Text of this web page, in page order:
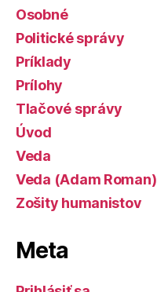
Osobné
Politické správy
Príklady
Prílohy
Tlačové správy
Úvod
Veda
Veda (Adam Roman)
Zošity humanistov
Meta